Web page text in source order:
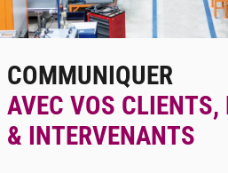
COMMUNIQUER
AVEC VOS CLIENTS,
& INTERVENANTS